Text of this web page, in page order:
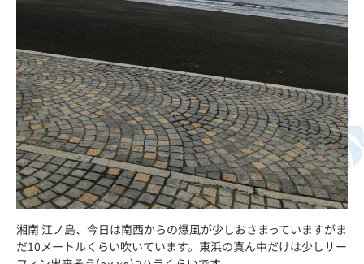
湘南 江ノ島、今日は南西からの爆風が少しおさまっていますがま
だ10メートルくらい吹いています。東浜の真ん中だけは少しサー